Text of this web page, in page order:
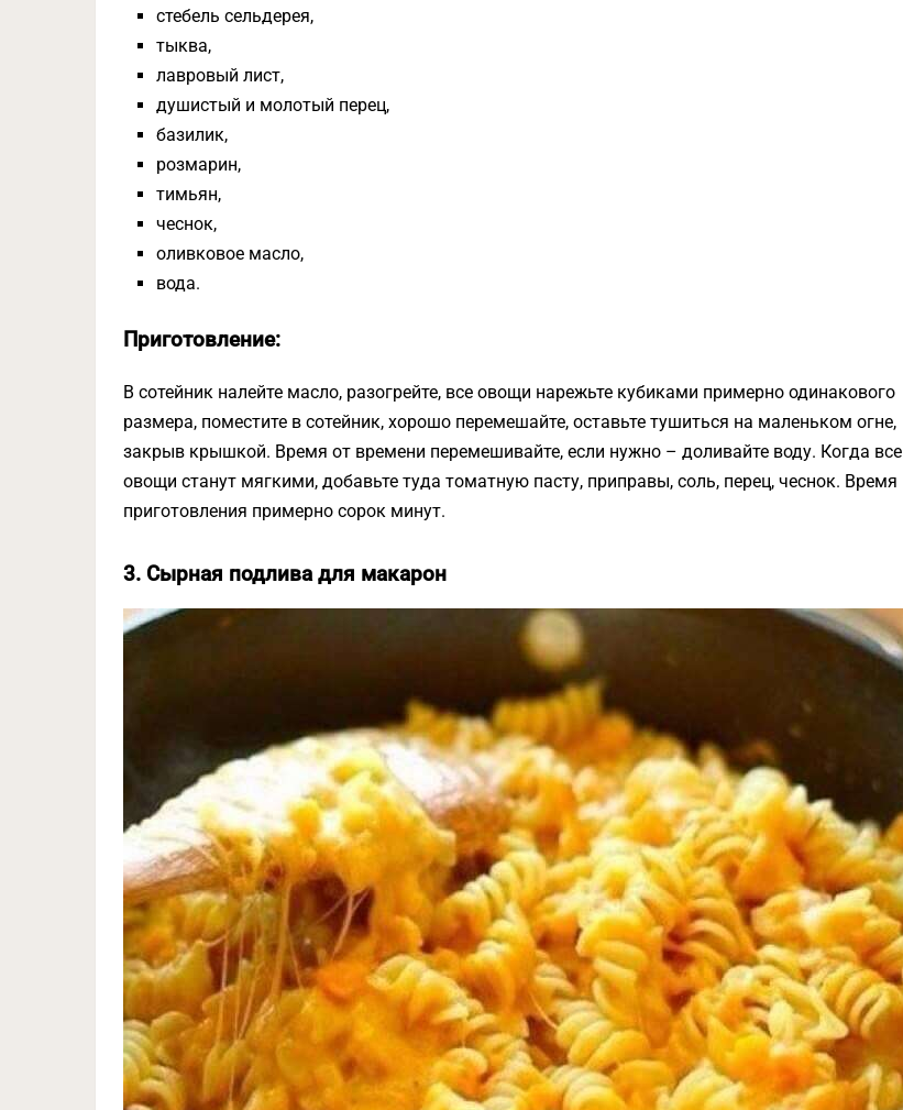
стебель сельдерея,
тыква,
лавровый лист,
душистый и молотый перец,
базилик,
розмарин,
тимьян,
чеснок,
оливковое масло,
вода.
Приготовление:
В сотейник налейте масло, разогрейте, все овощи нарежьте кубиками примерно одинакового
размера, поместите в сотейник, хорошо перемешайте, оставьте тушиться на маленьком огне,
закрыв крышкой. Время от времени перемешивайте, если нужно – доливайте воду. Когда все
овощи станут мягкими, добавьте туда томатную пасту, приправы, соль, перец, чеснок. Время
приготовления примерно сорок минут.
3. Сырная подлива для макарон